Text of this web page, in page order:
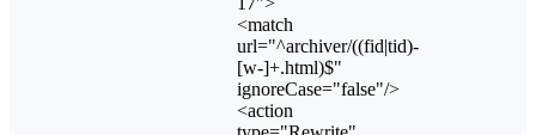
<match
url="^archiver/((fid|tid)-
[w-]+.html)$"
ignoreCase="false"/>
<action